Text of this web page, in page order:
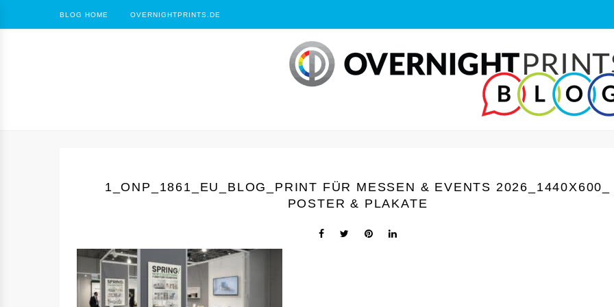
BLOG HOME OVERNIGHTPRINTS.DE
1_ONP_1861_EU_BLOG_PRINT FÜR MESSEN & EVENTS 2026_1440Х600_
POSTER & PLAKATE